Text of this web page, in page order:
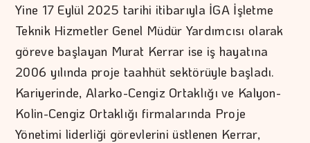
Yine 17 Eylül 2025 tarihi itibarıyla İGA İşletme
Teknik Hizmetler Genel Müdür Yardımcısı olarak
göreve başlayan Murat Kerrar ise iş hayatına
2006 yılında proje taahhüt sektörüyle başladı.
Kariyerinde, Alarko-Cengiz Ortaklığı ve Kalyon-
Kolin-Cengiz Ortaklığı firmalarında Proje
Yönetimi liderliği görevlerini üstlenen Kerrar,